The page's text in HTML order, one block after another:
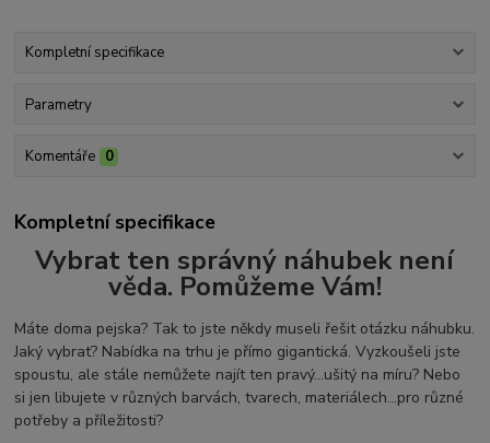
Kompletní specifikace
Parametry
Komentáře 0
Kompletní specifikace
Vybrat ten správný náhubek není
věda. Pomůžeme Vám!
Máte doma pejska? Tak to jste někdy museli řešit otázku náhubku.
Jaký vybrat? Nabídka na trhu je přímo gigantická. Vyzkoušeli jste
spoustu, ale stále nemůžete najít ten pravý...ušitý na míru? Nebo
si jen libujete v různých barvách, tvarech, materiálech...pro různé
potřeby a příležitosti?